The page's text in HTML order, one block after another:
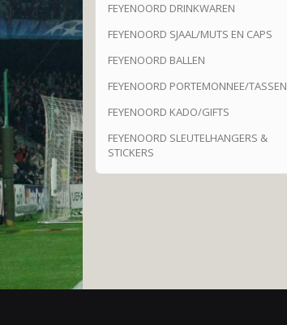
FEYENOORD DRINKWAREN
FEYENOORD SJAAL/MUTS EN CAPS
FEYENOORD BALLEN
FEYENOORD PORTEMONNEE/TASSEN
FEYENOORD KADO/GIFTS
FEYENOORD SLEUTELHANGERS &
STICKERS